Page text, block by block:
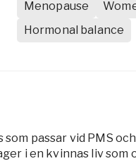
Menopause
Hormonal balance
passar vid PMS
i en kvinnas liv